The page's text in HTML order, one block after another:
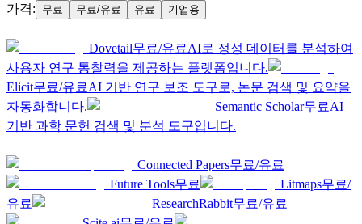
가격: 무료 무료/유료 유료 기업용
Dovetail무료/유료AI로 정성 데이터를 분석하여
사용자 연구 통찰력을 제공하는 플랫폼입니다.
Elicit무료/유료AI 기반 연구 보조 도구로, 논문 검색 및 요약을
자동화합니다.
Semantic Scholar무료AI
기반 과학 문헌 검색 및 분석 도구입니다.
Connected Papers무료/유료
Future Tools무료 Litmaps무료/
유료
ResearchRabbit무료/유료